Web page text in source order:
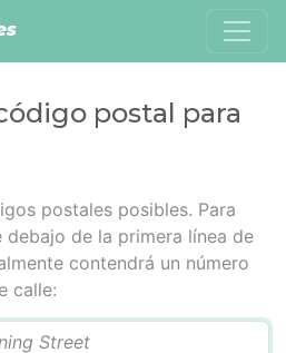
postal para
postales posibles. Para
debajo de la primera línea de
contendrá un número
calle: